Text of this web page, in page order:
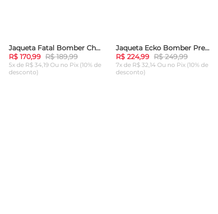
-10%Jaqueta Fatal Bomber Chumbo
R$ 170,99 R$ 189,99
5x de R$ 34,19 Ou no Pix (10% de
desconto)
- 10%Jaqueta Ecko Bomber Preta
R$ 224,99 R$ 249,99
7x de R$ 32,14 Ou no Pix (10% de
desconto)